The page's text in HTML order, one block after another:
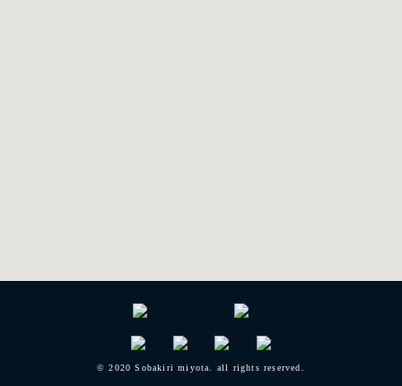
© 2020 Sobakiri miyota. all rights reserved.